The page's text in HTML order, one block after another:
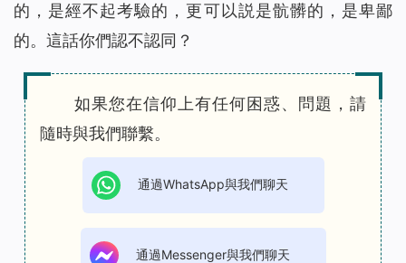
的，是經不起考驗的，更可以説是骯髒的，是卑鄙
的。這話你們認不認同？
如果您在信仰上有任何困惑、問題，請
隨時與我們聯繫。
通過WhatsApp與我們聊天
通過Messenger與我們聊天